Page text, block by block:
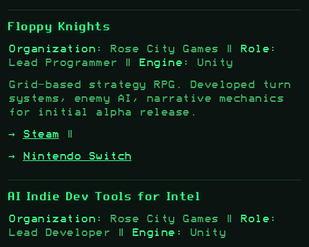
Floppy Knights
Organization:
Rose City Games |
Role:
Lead Programmer |
Engine:
Unity
Grid-based strategy RPG. Developed turn
systems, enemy AI, narrative mechanics
for initial alpha release.
→
Steam
→
Nintendo Switch
AI Indie Dev Tools for Intel
Organization:
Rose City Games |
Role:
Lead Developer |
Engine:
Unity